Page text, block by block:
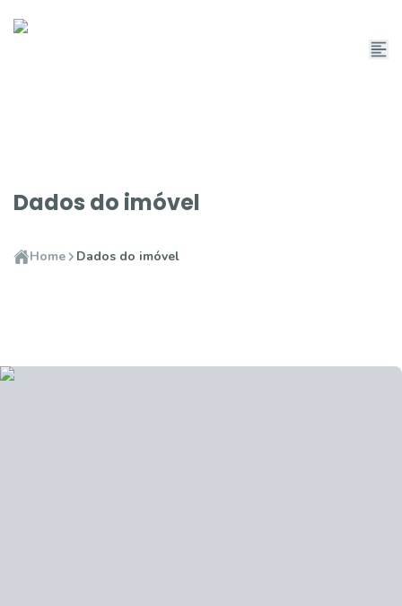
Dados do imóvel
Home Dados do imóvel